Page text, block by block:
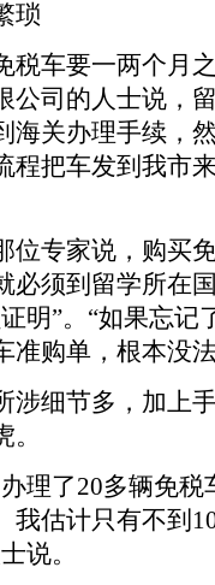
琐
车要一两个月之
公司的人士说，
海关办理手续，
程把车发到我市
专家说，购买免
必须到留学所在
明”。“如果忘
准购单，根本没
细节多，加上手
了20多辆免税
我估计只有不到
说。